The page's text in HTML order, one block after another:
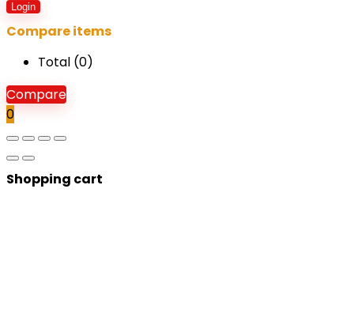
Login
Compare items
Total (0)
Compare
0
Shopping cart